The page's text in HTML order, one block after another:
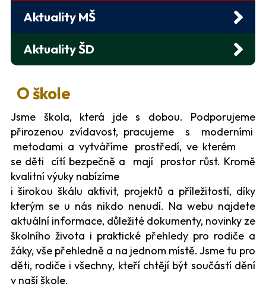
Aktuality MŠ
Aktuality ŠD
O škole
Jsme škola, která jde s dobou. Podporujeme
přirozenou zvídavost, pracujeme s moderními
metodami a vytváříme prostředí, ve kterém
se děti cítí bezpečně a mají prostor růst. Kromě
kvalitní výuky nabízíme
i širokou škálu aktivit, projektů a příležitostí, díky
kterým se u nás nikdo nenudí. Na webu najdete
aktuální informace, důležité dokumenty, novinky ze
školního života i praktické přehledy pro rodiče a
žáky, vše přehledně a na jednom místě. Jsme tu pro
děti, rodiče i všechny, kteří chtějí být součástí dění
v naší škole.